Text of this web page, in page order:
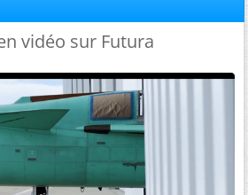
vidéo sur Futura